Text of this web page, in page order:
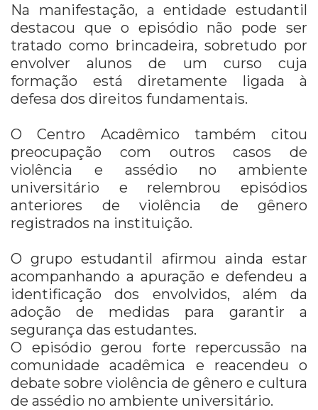
Na manifestação, a entidade estudantil
destacou que o episódio não pode ser
tratado como brincadeira, sobretudo por
envolver alunos de um curso cuja
formação está diretamente ligada à
defesa dos direitos fundamentais.
O Centro Acadêmico também citou
preocupação com outros casos de
violência e assédio no ambiente
universitário e relembrou episódios
anteriores de violência de gênero
registrados na instituição.
O grupo estudantil afirmou ainda estar
acompanhando a apuração e defendeu a
identificação dos envolvidos, além da
adoção de medidas para garantir a
segurança das estudantes.
O episódio gerou forte repercussão na
comunidade acadêmica e reacendeu o
debate sobre violência de gênero e cultura
de assédio no ambiente universitário.